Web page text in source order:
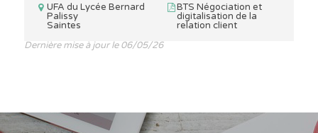
UFA du Lycée Bernard
Palissy
Saintes
BTS Négociation et
digitalisation de la
relation client
Dernière mise à jour le 06/05/26